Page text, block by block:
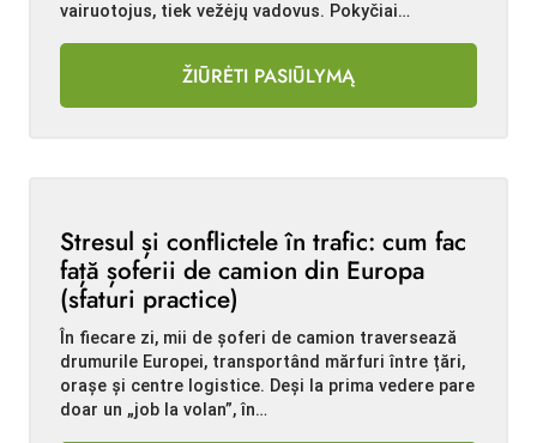
vairuotojus, tiek vežėjų vadovus. Pokyčiai…
ŽIŪRĖTI PASIŪLYMĄ
Stresul și conflictele în trafic: cum fac
față șoferii de camion din Europa
(sfaturi practice)
În fiecare zi, mii de șoferi de camion traversează
drumurile Europei, transportând mărfuri între țări,
orașe și centre logistice. Deși la prima vedere pare
doar un „job la volan”, în…